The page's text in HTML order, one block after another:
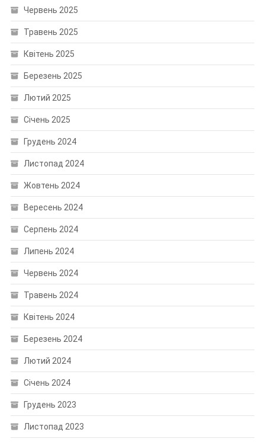
Червень 2025
Травень 2025
Квітень 2025
Березень 2025
Лютий 2025
Січень 2025
Грудень 2024
Листопад 2024
Жовтень 2024
Вересень 2024
Серпень 2024
Липень 2024
Червень 2024
Травень 2024
Квітень 2024
Березень 2024
Лютий 2024
Січень 2024
Грудень 2023
Листопад 2023